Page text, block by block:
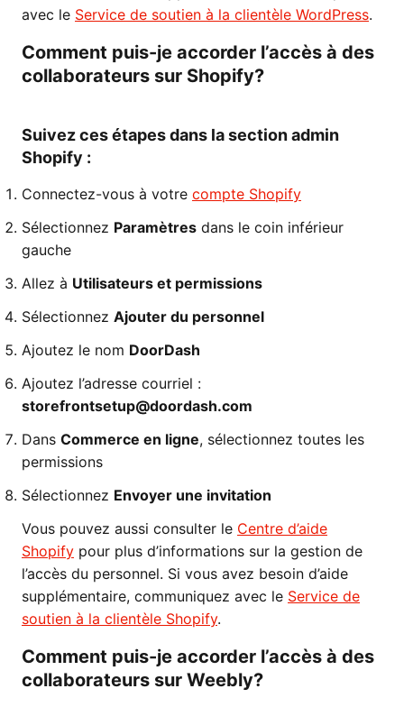
avec le Service de soutien à la clientèle WordPress.
Comment puis-je accorder l’accès à des
collaborateurs sur Shopify?
Suivez ces étapes dans la section admin
Shopify :
Connectez-vous à votre compte Shopify
Sélectionnez Paramètres dans le coin inférieur
gauche
Allez à Utilisateurs et permissions
Sélectionnez Ajouter du personnel
Ajoutez le nom DoorDash
Ajoutez l’adresse courriel :
storefrontsetup@doordash.com
Dans Commerce en ligne, sélectionnez toutes les
permissions
Sélectionnez Envoyer une invitation
Vous pouvez aussi consulter le Centre d’aide
Shopify pour plus d’informations sur la gestion de
l’accès du personnel. Si vous avez besoin d’aide
supplémentaire, communiquez avec le Service de
soutien à la clientèle Shopify.
Comment puis-je accorder l’accès à des
collaborateurs sur Weebly?